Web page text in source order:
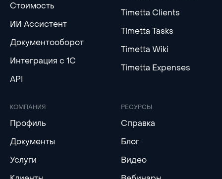
Стоимость
ИИ Ассистент
Документооборот
Интеграция с 1С
API
Timetta Clients
Timetta Tasks
Timetta Wiki
Timetta Expenses
КОМПАНИЯ
Профиль
Документы
Услуги
РЕСУРСЫ
Справка
Блог
Видео